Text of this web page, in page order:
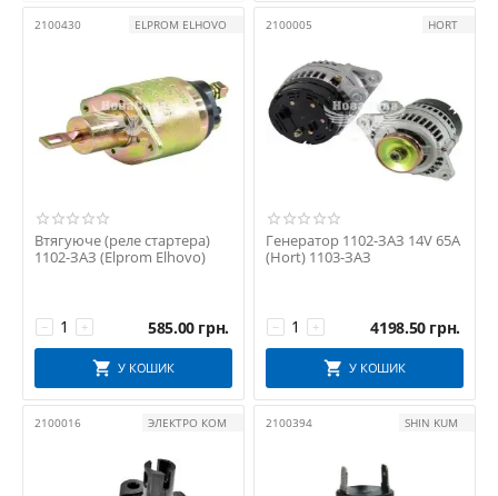
2100430 ELPROM ELHOVO
Втягуюче (реле стартера)
1102-ЗАЗ (Elprom Elhovo)
+
− 585.00 грн.
У КОШИК
2100005 HORT
Генератор 1102-ЗАЗ 14V 65A
(Hort) 1103-ЗАЗ
+
− 4198.50 грн.
У КОШИК
2100016 ЭЛЕКТРО КОМ 2100394 SHIN KUM